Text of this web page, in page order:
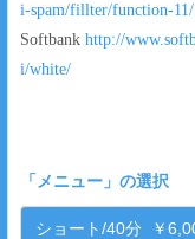
i-spam/fillter/function-11/
Softbank http://
i/white/
「 メニュー 」の選択
ショート/40分 ￥